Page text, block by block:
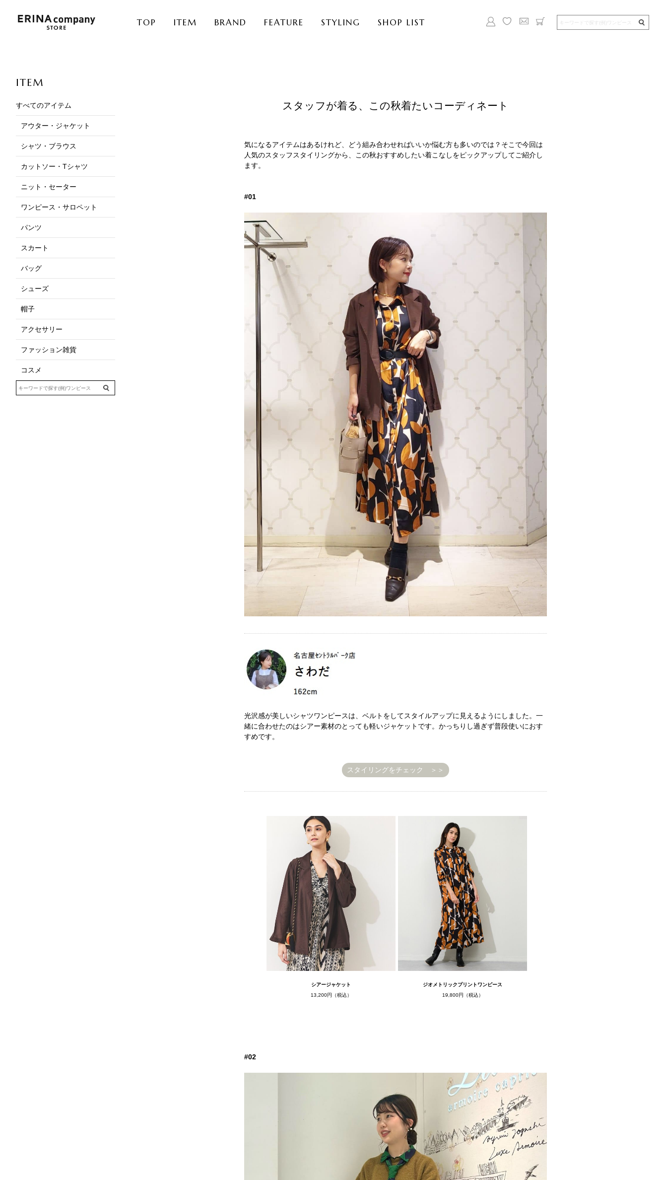
TOP ITEM BRAND FEATURE STYLING SHOP LIST
ITEM
すべてのアイテム
アウター・ジャケット
シャツ・ブラウス
カットソー・Tシャツ
ニット・セーター
ワンピース・サロペット
パンツ
スカート
バッグ
シューズ
帽子
アクセサリー
ファッション雑貨
コスメ
スタッフが着る、この秋着たいコーディネート
気になるアイテムはあるけれど、どう組み合わせればいいか悩む方も多いのでは？そこで今回は
人気のスタッフスタイリングから、この秋おすすめしたい着こなしをピックアップしてご紹介し
ます。
#01
光沢感が美しいシャツワンピースは、ベルトをしてスタイルアップに見えるようにしました。一
緒に合わせたのはシアー素材のとっても軽いジャケットです。かっちりし過ぎず普段使いにおす
すめです。
スタイリングをチェック ＞＞
シアージャケット
13,200円（税込）
ジオメトリックプリントワンピース
19,800円（税込）
#02